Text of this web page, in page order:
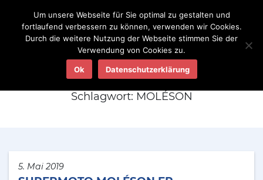
Aktuelles
Schlagwort: MOLÉSON
5. Mai 2019
Um unsere Webseite für Sie optimal zu gestalten und
fortlaufend verbessern zu können, verwenden wir Cookies.
Durch die weitere Nutzung der Webseite stimmen Sie der
Verwendung von Cookies zu.
Ok Datenschutzerklärung